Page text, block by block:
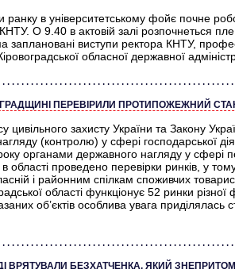
ранку в університетському фойє почне
О 9.40 в актовій залі розпочнеться
заплановані виступи ректора КНТУ,
обласної державної
ПЕРЕВІРИЛИ ПРОТИПОЖЕЖНИЙ
цивільного захисту України та Закону
(контролю) у сфері господарської
органами державного нагляду у сфері
області проведено перевірки ринків, у тому
і районним спілкам споживчих
області функціонує 52 ринки різної
об’єктів особлива увага приділялась
ВРЯТУВАЛИ БЕЗХАТЧЕНКА, ЯКИЙ